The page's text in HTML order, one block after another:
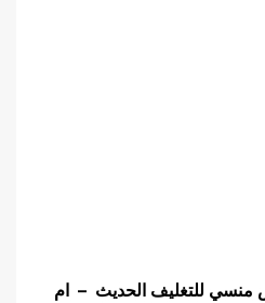
منسي للتغليف الحديث – ام